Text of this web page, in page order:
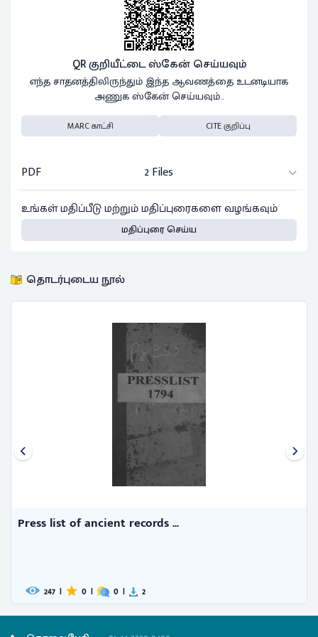
QR குறியீட்டை ஸ்கேன் செய்யவும்
எந்த சாதனத்திலிருந்தும் இந்த ஆவணத்தை உடனடியாக
அணுக ஸ்கேன் செய்யவும்..
MARC காட்சி CITE குறிப்பு
PDF
2 Files
உங்கள் மதிப்பீடு மற்றும் மதிப்புரைகளை வழங்கவும்
மதிப்புரை செய்ய
தொடர்புடைய நூல்
list of ancient records ...
0 | 0 | 2